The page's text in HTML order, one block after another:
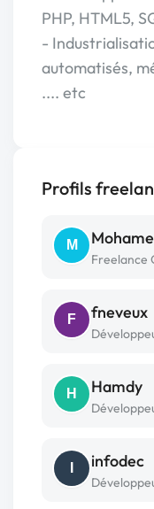
PHP, HTML5,
-
automatisés,
.... etc
Profils
M
Freelance
F fneveux
H Hamdy
infodec